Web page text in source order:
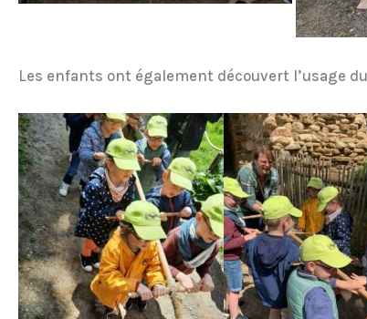
Les enfants ont également découvert l’usage